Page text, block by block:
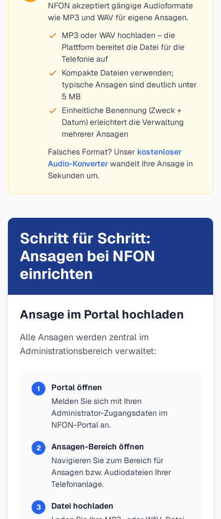
NFON akzeptiert gängige Audioformate
wie MP3 und WAV für eigene Ansagen.
MP3 oder WAV hochladen – die
Plattform bereitet die Datei für die
Telefonie auf
Kompakte Dateien verwenden;
typische Ansagen sind deutlich unter
5 MB
Einheitliche Benennung (Zweck +
Datum) erleichtert die Verwaltung
mehrerer Ansagen
Falsches Format? Unser kostenloser
Audio-Konverterwandelt Ihre Ansage in
Sekunden um.
Schritt für Schritt:
Ansagen bei NFON
einrichten
Ansage im Portal hochladen
Alle Ansagen werden zentral im
Administrationsbereich verwaltet:
1
Portal öffnen
Melden Sie sich mit Ihren
Administrator-Zugangsdaten im
NFON-Portal an.
2
Ansagen-Bereich öffnen
Navigieren Sie zum Bereich für
Ansagen bzw. Audiodateien Ihrer
Telefonanlage.
3
Datei hochladen